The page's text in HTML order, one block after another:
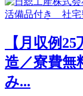
【月収例
造／寮費無
み...